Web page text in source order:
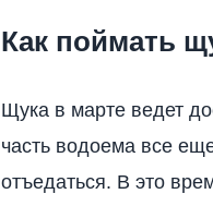
Как поймать
Щука в марте ведет
часть водоема все
отъедаться. В это